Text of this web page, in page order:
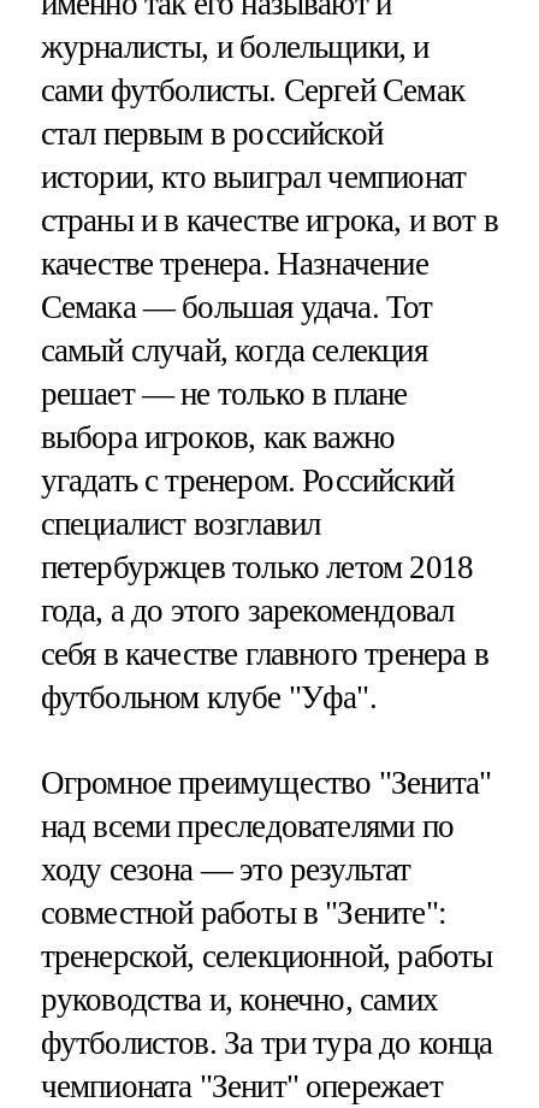
журналисты, и болельщики, и
сами футболисты. Сергей Семак
стал первым в российской
истории, кто выиграл чемпионат
страны и в качестве игрока, и вот в
качестве тренера. Назначение
Семака — большая удача. Тот
самый случай, когда селекция
решает — не только в плане
выбора игроков, как важно
угадать с тренером. Российский
специалист возглавил
петербуржцев только летом 2018
года, а до этого зарекомендовал
себя в качестве главного тренера в
футбольном клубе "Уфа".
Огромное преимущество "Зенита"
над всеми преследователями по
ходу сезона — это результат
совместной работы в "Зените":
тренерской, селекционной, работы
руководства и, конечно, самих
футболистов. За три тура до конца
чемпионата "Зенит" опережает